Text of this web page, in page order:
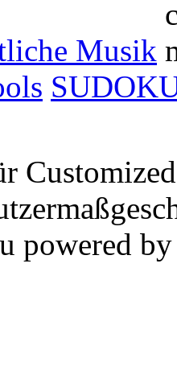
Musik
powered